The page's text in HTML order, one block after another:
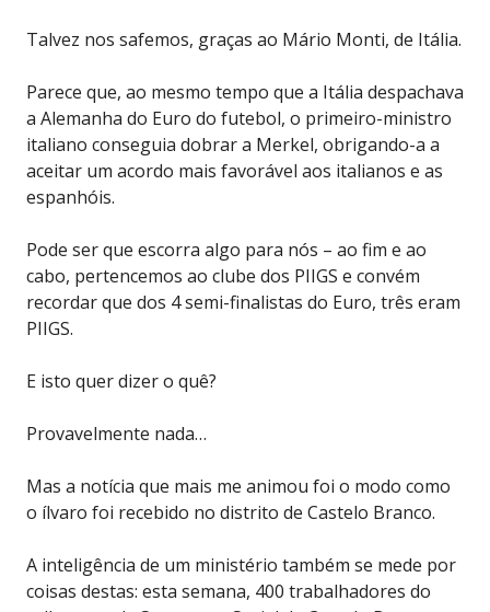
Talvez nos safemos, graças ao Mário Monti, de Itália.
Parece que, ao mesmo tempo que a Itália despachava
a Alemanha do Euro do futebol, o primeiro-ministro
italiano conseguia dobrar a Merkel, obrigando-a a
aceitar um acordo mais favorável aos italianos e as
espanhóis.
Pode ser que escorra algo para nós – ao fim e ao
cabo, pertencemos ao clube dos PIIGS e convém
recordar que dos 4 semi-finalistas do Euro, três eram
PIIGS.
E isto quer dizer o quê?
Provavelmente nada…
Mas a notícia que mais me animou foi o modo como
o ílvaro foi recebido no distrito de Castelo Branco.
A inteligência de um ministério também se mede por
coisas destas: esta semana, 400 trabalhadores do